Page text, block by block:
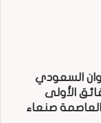
السعودي
منذ الدقائق الأولى
صنعاء